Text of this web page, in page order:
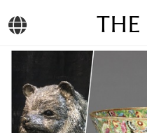
THE